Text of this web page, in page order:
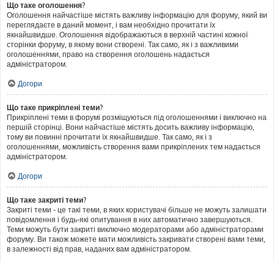
Що таке оголошення?
Оголошення найчастіше містять важливу інформацію для форуму, який ви
переглядаєте в даний момент, і вам необхідно прочитати їх
якнайшвидше. Оголошення відображаються в верхній частині кожної
сторінки форуму, в якому вони створені. Так само, як і з важливими
оголошеннями, право на створення оголошень надається
адміністратором.
Догори
Що таке прикріплені теми?
Прикріплені теми в форумі розміщуються під оголошеннями і виключно на
першій сторінці. Вони найчастіше містять досить важливу інформацію,
тому ви повинні прочитати їх якнайшвидше. Так само, як і з
оголошеннями, можливість створення вами прикріплених тем надається
адміністратором.
Догори
Що таке закриті теми?
Закриті теми - це такі теми, в яких користувачі більше не можуть залишати
повідомлення і будь-які опитування в них автоматично завершуються.
Теми можуть бути закриті виключно модераторами або адміністраторами
форуму. Ви також можете мати можливість закривати створені вами теми,
в залежності від прав, наданих вам адміністратором.